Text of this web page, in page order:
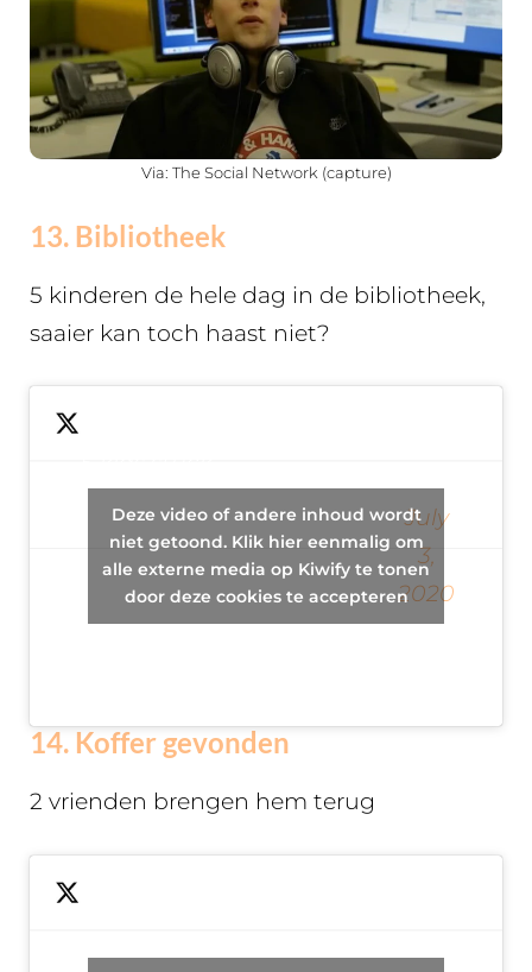
Via: The Social Network (capture)
13. Bibliotheek
5 kinderen de hele dag in de bibliotheek,
saaier kan toch haast niet?
in the
school
library all
— ChadM
(@cmattmetric)
July
3,
2020
Deze video of andere inhoud wordt
niet getoond. Klik hier eenmalig om
alle externe media op Kiwify te tonen
door deze cookies te accepteren
14. Koffer gevonden
2 vrienden brengen hem terug
Two friends